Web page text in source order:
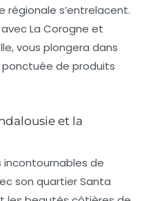
s’entrelacent.
La Corogne et
vous plongera dans
de produits
et la
de
son quartier Santa